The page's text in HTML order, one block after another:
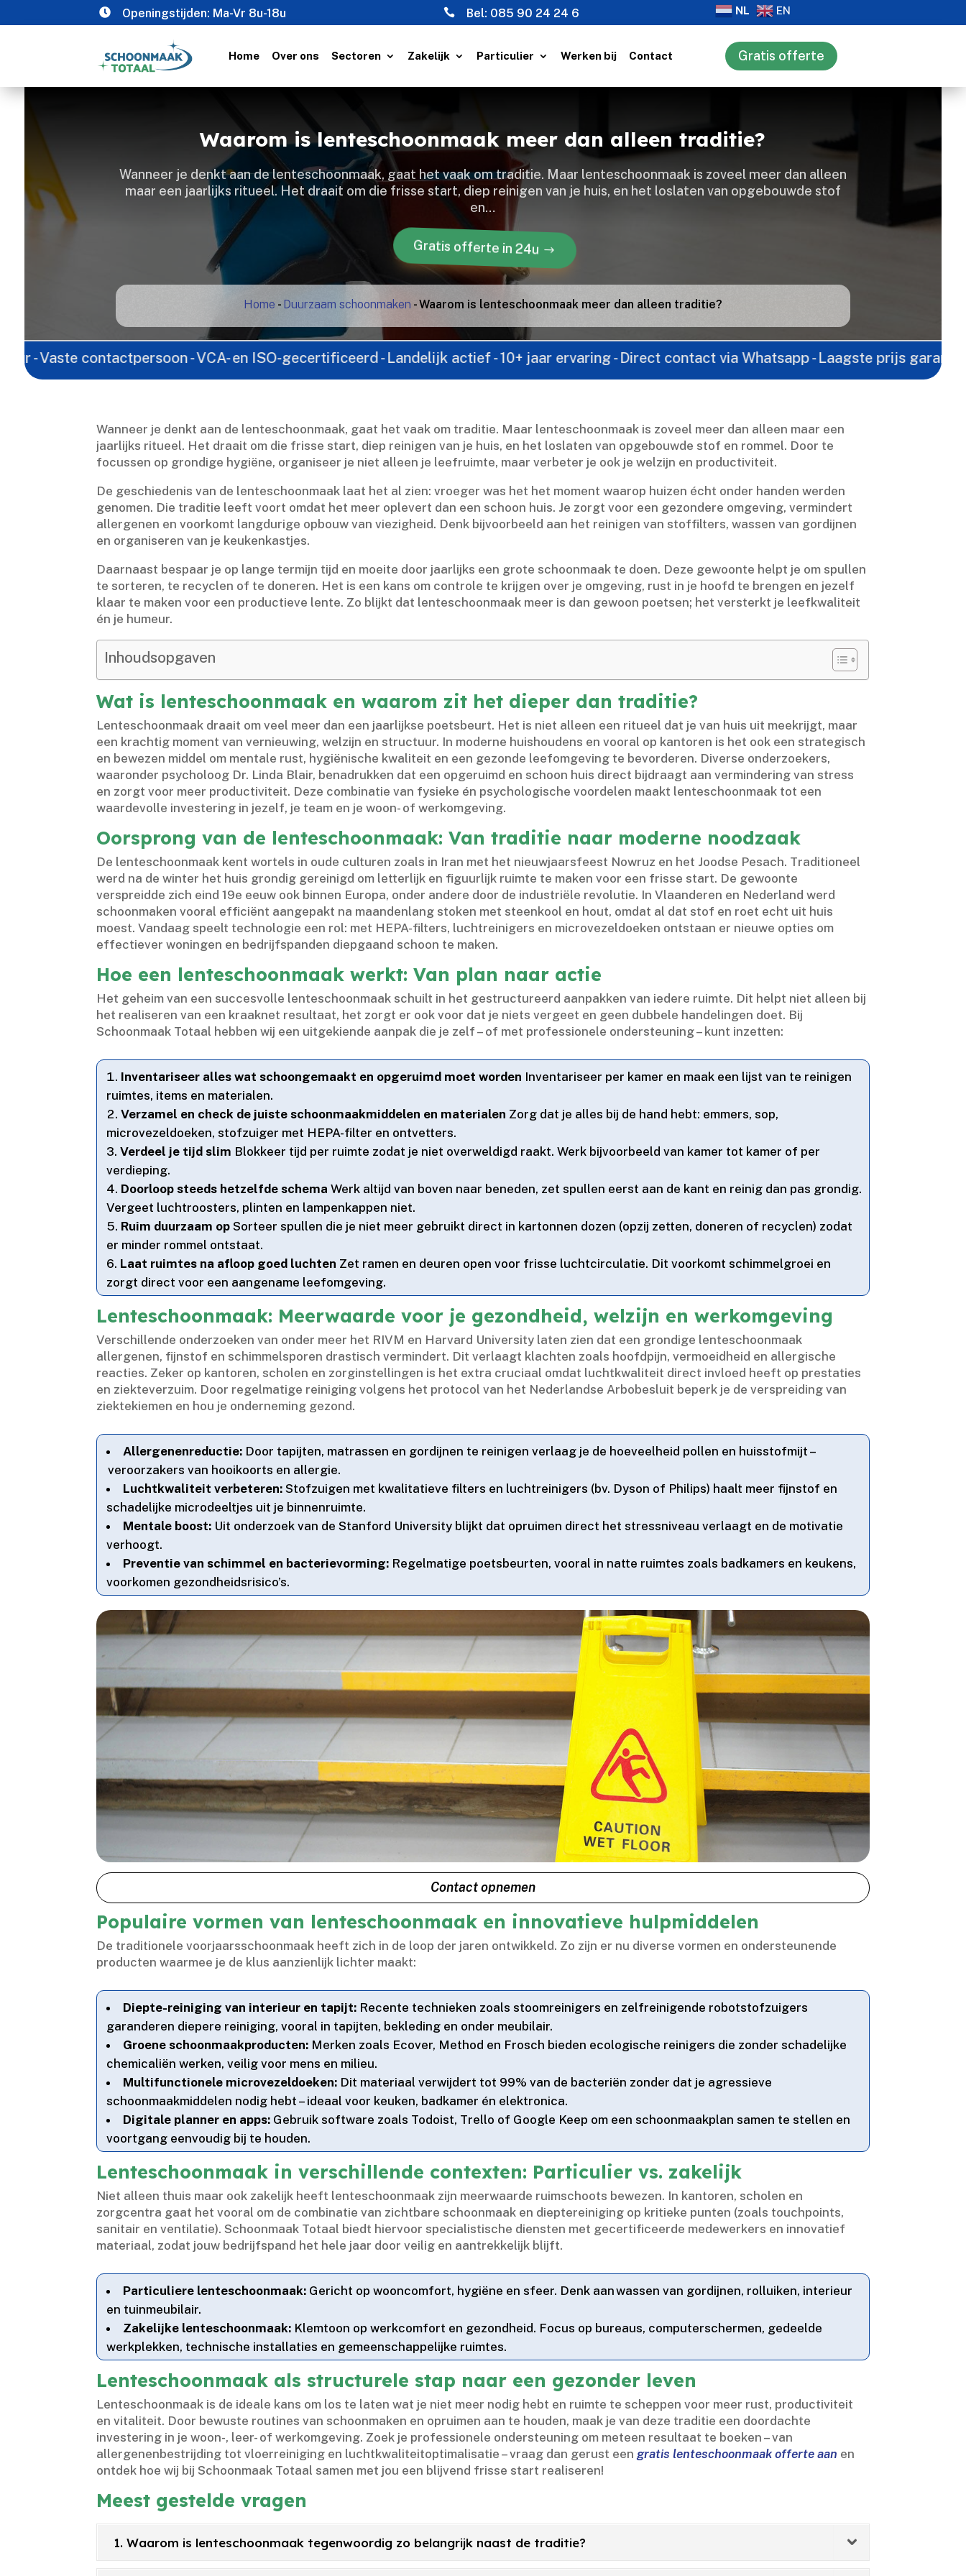
 Openingstijden: Ma-Vr 8u-18u  Bel: 085 90 24 24 6 NL EN
Home Over ons Sectoren Zakelijk Particulier Werken bij Contact Gratis offerte
Waarom is lenteschoonmaak meer dan alleen traditie?
Wanneer je denkt aan de lenteschoonmaak, gaat het vaak om traditie.​ Maar lenteschoonmaak is zoveel meer dan alleen
maar een jaarlijks ritueel.​ Het draait om die frisse start, diep reinigen van je huis, en het loslaten van opgebouwde stof
en…
Gratis offerte in 24u
Home - Duurzaam schoonmaken -Waarom is lenteschoonmaak meer dan alleen traditie?
contactpersoon - VCA- en ISO-gecertificeerd - Landelijk actief - 10+ jaar ervaring - Direct contact via Whatsapp - Laagste prijs garantie -
Wanneer je denkt aan de lenteschoonmaak, gaat het vaak om traditie.​ Maar lenteschoonmaak is zoveel meer dan alleen maar een
jaarlijks ritueel.​ Het draait om die frisse start, diep reinigen van je huis, en het loslaten van opgebouwde stof en rommel.​ Door te
focussen op grondige hygiëne, organiseer je niet alleen je leefruimte, maar verbeter je ook je welzijn en productiviteit.​
De geschiedenis van de lenteschoonmaak laat het al zien: vroeger was het het moment waarop huizen écht onder handen werden
genomen.​ Die traditie leeft voort omdat het meer oplevert dan een schoon huis.​ Je zorgt voor een gezondere omgeving, vermindert
allergenen en voorkomt langdurige opbouw van viezigheid.​ Denk bijvoorbeeld aan het reinigen van stoffilters, wassen van gordijnen
en organiseren van je keukenkastjes.​
Daarnaast bespaar je op lange termijn tijd en moeite door jaarlijks een grote schoonmaak te doen.​ Deze gewoonte helpt je om spullen
te sorteren, te recyclen of te doneren.​ Het is een kans om controle te krijgen over je omgeving, rust in je hoofd te brengen en jezelf
klaar te maken voor een productieve lente.​ Zo blijkt dat lenteschoonmaak meer is dan gewoon poetsen; het versterkt je leefkwaliteit
én je humeur.​
Inhoudsopgaven
Wat is lenteschoonmaak en waarom zit het dieper dan traditie?
Lenteschoonmaak draait om veel meer dan een jaarlijkse poetsbeurt.​ Het is niet alleen een ritueel dat je van huis uit meekrijgt, maar
een krachtig moment van vernieuwing, welzijn en structuur.​ In moderne huishoudens en vooral op kantoren is het ook een strategisch
en bewezen middel om mentale rust, hygiënische kwaliteit en een gezonde leefomgeving te bevorderen.​ Diverse onderzoekers,
waaronder psycholoog Dr.​ Linda Blair, benadrukken dat een opgeruimd en schoon huis direct bijdraagt aan vermindering van stress
en zorgt voor meer productiviteit.​ Deze combinatie van fysieke én psychologische voordelen maakt lenteschoonmaak tot een
waardevolle investering in jezelf, je team en je woon- of werkomgeving.​
Oorsprong van de lenteschoonmaak: Van traditie naar moderne noodzaak
De lenteschoonmaak kent wortels in oude culturen zoals in Iran met het nieuwjaarsfeest Nowruz en het Joodse Pesach.​ Traditioneel
werd na de winter het huis grondig gereinigd om letterlijk en figuurlijk ruimte te maken voor een frisse start.​ De gewoonte
verspreidde zich eind 19e eeuw ook binnen Europa, onder andere door de industriële revolutie.​ In Vlaanderen en Nederland werd
schoonmaken vooral efficiënt aangepakt na maandenlang stoken met steenkool en hout, omdat al dat stof en roet echt uit huis
moest.​ Vandaag speelt technologie een rol: met HEPA-filters, luchtreinigers en microvezeldoeken ontstaan er nieuwe opties om
effectiever woningen en bedrijfspanden diepgaand schoon te maken.​
Hoe een lenteschoonmaak werkt: Van plan naar actie
Het geheim van een succesvolle lenteschoonmaak schuilt in het gestructureerd aanpakken van iedere ruimte.​ Dit helpt niet alleen bij
het realiseren van een kraaknet resultaat, het zorgt er ook voor dat je niets vergeet en geen dubbele handelingen doet.​ Bij
Schoonmaak Totaal hebben wij een uitgekiende aanpak die je zelf – of met professionele ondersteuning – kunt inzetten:
Inventariseer alles wat schoongemaakt en opgeruimd moet worden Inventariseer per kamer en maak een lijst van te reinigen
ruimtes, items en materialen.​
Verzamel en check de juiste schoonmaakmiddelen en materialen Zorg dat je alles bij de hand hebt: emmers, sop,
microvezeldoeken, stofzuiger met HEPA-filter en ontvetters.​
Verdeel je tijd slim Blokkeer tijd per ruimte zodat je niet overweldigd raakt.​ Werk bijvoorbeeld van kamer tot kamer of per
verdieping.​
Doorloop steeds hetzelfde schema Werk altijd van boven naar beneden, zet spullen eerst aan de kant en reinig dan pas grondig.​
Vergeet luchtroosters, plinten en lampenkappen niet.​
Ruim duurzaam op Sorteer spullen die je niet meer gebruikt direct in kartonnen dozen (opzij zetten, doneren of recyclen) zodat
er minder rommel ontstaat.​
Laat ruimtes na afloop goed luchten Zet ramen en deuren open voor frisse luchtcirculatie.​ Dit voorkomt schimmelgroei en
zorgt direct voor een aangename leefomgeving.​
Lenteschoonmaak: Meerwaarde voor je gezondheid, welzijn en werkomgeving
Verschillende onderzoeken van onder meer het RIVM en Harvard University laten zien dat een grondige lenteschoonmaak
allergenen, fijnstof en schimmelsporen drastisch vermindert.​ Dit verlaagt klachten zoals hoofdpijn, vermoeidheid en allergische
reacties.​ Zeker op kantoren, scholen en zorginstellingen is het extra cruciaal omdat luchtkwaliteit direct invloed heeft op prestaties
en ziekteverzuim.​ Door regelmatige reiniging volgens het protocol van het Nederlandse Arbobesluit beperk je de verspreiding van
ziektekiemen en hou je onderneming gezond.​
Allergenenreductie: Door tapijten, matrassen en gordijnen te reinigen verlaag je de hoeveelheid pollen en huisstofmijt –
veroorzakers van hooikoorts en allergie.​
Luchtkwaliteit verbeteren: Stofzuigen met kwalitatieve filters en luchtreinigers (bv.​ Dyson of Philips) haalt meer fijnstof en
schadelijke microdeeltjes uit je binnenruimte.​
Mentale boost: Uit onderzoek van de Stanford University blijkt dat opruimen direct het stressniveau verlaagt en de motivatie
verhoogt.​
Preventie van schimmel en bacterievorming: Regelmatige poetsbeurten, vooral in natte ruimtes zoals badkamers en keukens,
voorkomen gezondheidsrisico’s.​
Contact opnemen
Populaire vormen van lenteschoonmaak en innovatieve hulpmiddelen
De traditionele voorjaarsschoonmaak heeft zich in de loop der jaren ontwikkeld.​ Zo zijn er nu diverse vormen en ondersteunende
producten waarmee je de klus aanzienlijk lichter maakt:
Diepte-reiniging van interieur en tapijt: Recente technieken zoals stoomreinigers en zelfreinigende robotstofzuigers
garanderen diepere reiniging, vooral in tapijten, bekleding en onder meubilair.​
Groene schoonmaakproducten: Merken zoals Ecover, Method en Frosch bieden ecologische reinigers die zonder schadelijke
chemicaliën werken, veilig voor mens en milieu.​
Multifunctionele microvezeldoeken: Dit materiaal verwijdert tot 99% van de bacteriën zonder dat je agressieve
schoonmaakmiddelen nodig hebt – ideaal voor keuken, badkamer én elektronica.​
Digitale planner en apps: Gebruik software zoals Todoist, Trello of Google Keep om een schoonmaakplan samen te stellen en
voortgang eenvoudig bij te houden.​
Lenteschoonmaak in verschillende contexten: Particulier vs.​ zakelijk
Niet alleen thuis maar ook zakelijk heeft lenteschoonmaak zijn meerwaarde ruimschoots bewezen.​ In kantoren, scholen en
zorgcentra gaat het vooral om de combinatie van zichtbare schoonmaak en dieptereiniging op kritieke punten (zoals touchpoints,
sanitair en ventilatie).​ Schoonmaak Totaal biedt hiervoor specialistische diensten met gecertificeerde medewerkers en innovatief
materiaal, zodat jouw bedrijfspand het hele jaar door veilig en aantrekkelijk blijft.​
Particuliere lenteschoonmaak: Gericht op wooncomfort, hygiëne en sfeer.​ Denk aan wassen van gordijnen, rolluiken, interieur
en tuinmeubilair.​
Zakelijke lenteschoonmaak: Klemtoon op werkcomfort en gezondheid.​ Focus op bureaus, computerschermen, gedeelde
werkplekken, technische installaties en gemeenschappelijke ruimtes.​
Lenteschoonmaak als structurele stap naar een gezonder leven
Lenteschoonmaak is de ideale kans om los te laten wat je niet meer nodig hebt en ruimte te scheppen voor meer rust, productiviteit
en vitaliteit.​ Door bewuste routines van schoonmaken en opruimen aan te houden, maak je van deze traditie een doordachte
investering in je woon-, leer- of werkomgeving.​ Zoek je professionele ondersteuning om meteen resultaat te boeken – van
allergenenbestrijding tot vloerreiniging en luchtkwaliteitoptimalisatie – vraag dan gerust een gratis lenteschoonmaak offerte aan en
ontdek hoe wij bij Schoonmaak Totaal samen met jou een blijvend frisse start realiseren!
Meest gestelde vragen
1. Waarom is lenteschoonmaak tegenwoordig zo belangrijk naast de traditie?